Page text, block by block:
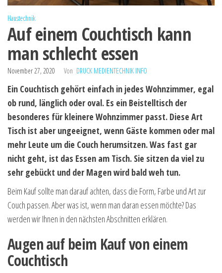
Haustechnik
Auf einem Couchtisch kann
man schlecht essen
November 27, 2020 Von DRUCK MEDIENTECHNIK INFO
Ein Couchtisch gehört einfach in jedes Wohnzimmer, egal
ob rund, länglich oder oval. Es ein Beistelltisch der
besonderes für kleinere Wohnzimmer passt. Diese Art
Tisch ist aber ungeeignet, wenn Gäste kommen oder mal
mehr Leute um die Couch herumsitzen. Was fast gar
nicht geht, ist das Essen am Tisch. Sie sitzen da viel zu
sehr gebückt und der Magen wird bald weh tun.
Beim Kauf sollte man darauf achten, dass die Form, Farbe und Art zur
Couch passen. Aber was ist, wenn man daran essen möchte? Das
werden wir Ihnen in den nächsten Abschnitten erklären.
Augen auf beim Kauf von einem
Couchtisch